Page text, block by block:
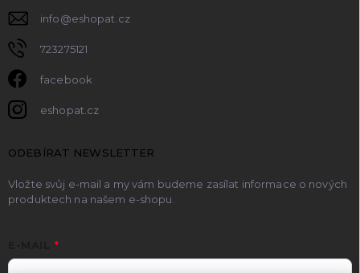
info@eshopat.cz
723275121
facebook
eshopat.cz
ODEBÍRAT NEWSLETTER
Vložte svůj e-mail a my vám budeme zasílat informace o nových
produktech na našem e-shopu.